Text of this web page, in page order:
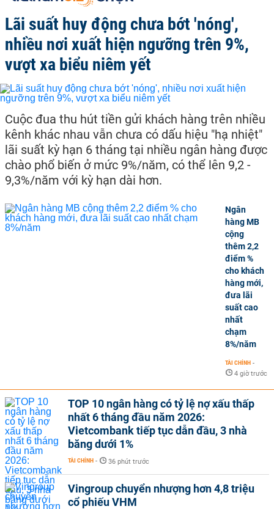
Lãi suất huy động chưa bớt 'nóng',
nhiều nơi xuất hiện ngưỡng trên 9%,
vượt xa biểu niêm yết
Cuộc đua thu hút tiền gửi khách hàng trên nhiều
kênh khác nhau vẫn chưa có dấu hiệu "hạ nhiệt"
lãi suất kỳ hạn 6 tháng tại nhiều ngân hàng được
chào phổ biến ở mức 9%/năm, có thể lên 9,2 -
9,3%/năm với kỳ hạn dài hơn.
Ngân
hàng MB
cộng
thêm 2,2
điểm %
cho khách
hàng mới,
đưa lãi
suất cao
nhất
chạm
8%/năm
TÀI CHÍNH -
4 giờ trước
TOP 10 ngân hàng có tỷ lệ nợ xấu thấp
nhất 6 tháng đầu năm 2026:
Vietcombank tiếp tục dẫn đầu, 3 nhà
băng dưới 1%
TÀI CHÍNH - 36 phút trước
Vingroup chuyển nhượng hơn 4,8 triệu
cổ phiếu VHM